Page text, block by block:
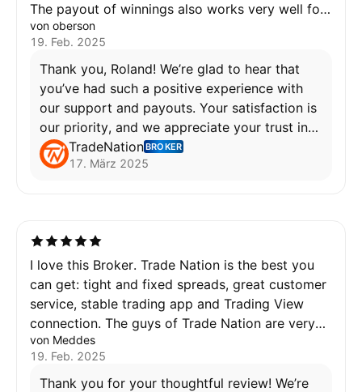
The payout of winnings also works very well for
me. Best, Roland
von oberson
19. Feb. 2025
Thank you, Roland! We’re glad to hear that
you’ve had such a positive experience with
our support and payouts. Your satisfaction is
our priority, and we appreciate your trust in
Trade Nation!
TradeNationBROKER
17. März 2025
I love this Broker. Trade Nation is the best you
can get: tight and fixed spreads, great customer
service, stable trading app and Trading View
connection. The guys of Trade Nation are very
kind, always open for feedbak and giving best
von Meddes
19. Feb. 2025
Thank you for your thoughtful review! We’re